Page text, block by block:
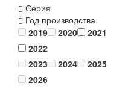
Серия
Год производства
2019
2020
2021
2022
2023
2024
2025
2026